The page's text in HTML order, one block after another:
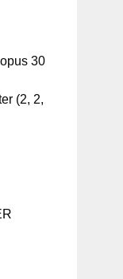
30
(2, 2,